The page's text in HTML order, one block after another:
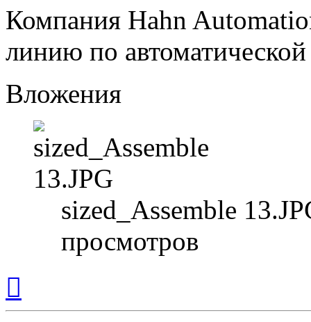
Компания Hahn
линию по
Вложения
sized_Assemble
просмотров
началу